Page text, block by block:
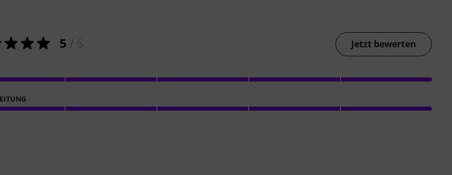
5 Jetzt bewerten